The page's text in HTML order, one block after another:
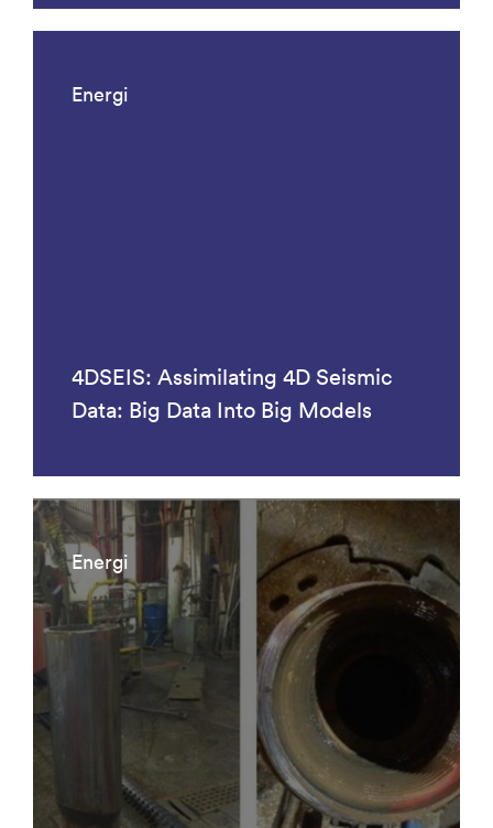
Energi
4DSEIS: Assimilating 4D Seismic
Data: Big Data Into Big Models
Energi